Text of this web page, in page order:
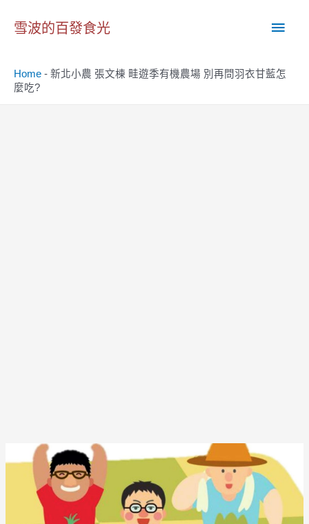
雪波的百發食光
主
Home - 新北小農 張文棟 畦遊季有機農場 別再問羽衣甘藍怎
麼吃?
navigation